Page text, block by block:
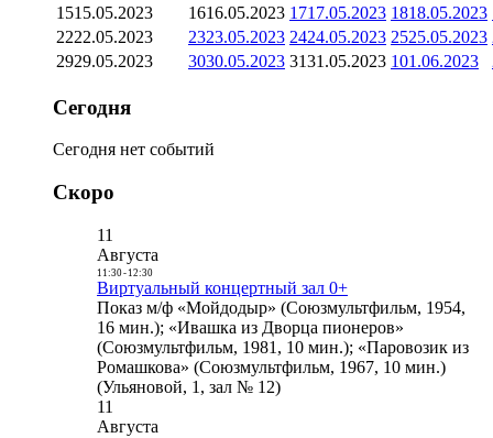
1515.05.2023 1616.05.2023 1717.05.2023 1818.05.2023
2222.05.2023 2323.05.2023 2424.05.2023 2525.05.2023
2929.05.2023 3030.05.2023 3131.05.2023 101.06.2023
Сегодня
Сегодня нет событий
Скоро
11
Августа
11:30- 12:30
Виртуальный концертный зал 0+
Показ м/ф «Мойдодыр» (Союзмультфильм, 1954,
16 мин.); «Ивашка из Дворца пионеров»
(Союзмультфильм, 1981, 10 мин.); «Паровозик из
Ромашкова» (Союзмультфильм, 1967, 10 мин.)
(Ульяновой, 1, зал № 12)
11
Августа